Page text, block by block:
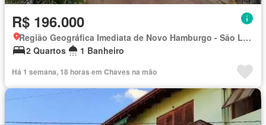
R$ 196.000
Região Geográfica Imediata de Novo Hamburgo - São Leopoldo, Região Metropolitana de Porto Alegre
2 Quartos
1 Banheiro
Há 1 semana, 18 horas em Chaves na mão